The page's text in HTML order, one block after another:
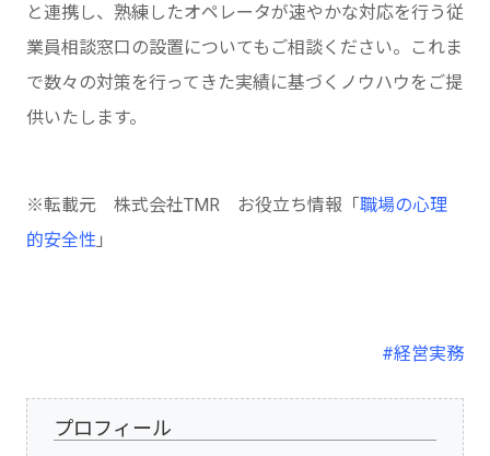
と連携し、熟練したオペレータが速やかな対応を行う従
業員相談窓口の設置についてもご相談ください。これま
で数々の対策を行ってきた実績に基づくノウハウをご提
供いたします。
※転載元 株式会社TMR お役立ち情報「職場の心理
的安全性 」
#経営実務
プロフィール